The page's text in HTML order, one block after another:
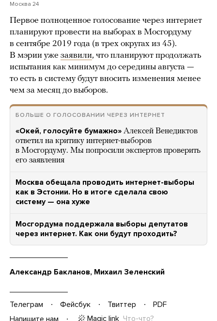
Москва 24
Первое полноценное голосование через интернет
планируют провести на выборах в Мосгордуму
в сентябре 2019 года (в трех округах из 45).
В мэрии уже заявили, что планируют продолжать
испытания как минимум до середины августа —
то есть в систему будут вносить изменения менее
чем за месяц до выборов.
БОЛЬШЕ О ГОЛОСОВАНИИ ЧЕРЕЗ ИНТЕРНЕТ
«Окей, голосуйте бумажно» Алексей Венедиктов
ответил на критику интернет-выборов
в Мосгордуму. Мы попросили экспертов проверить
его заявления
Москва обещала проводить интернет-выборы
как в Эстонии. Но в итоге сделала свою
систему — она хуже
Мосгордума поддержала выборы депутатов
через интернет. Как они будут проходить?
Александр Бакланов, Михаил Зеленский
Телеграм Фейсбук Твиттер
PDF
Напишите нам
Magic link Что-что?